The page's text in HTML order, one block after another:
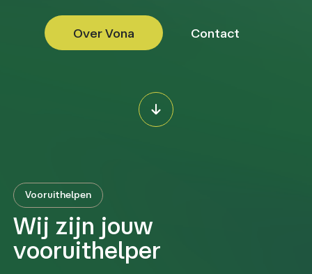
Over Vona Contact
Vooruithelpen
Wij zijn jouw
vooruithelper